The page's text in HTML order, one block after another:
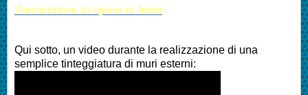
Verniciature di opere in ferro
Qui sotto, un video durante la realizzazione di una
semplice tinteggiatura di muri esterni: